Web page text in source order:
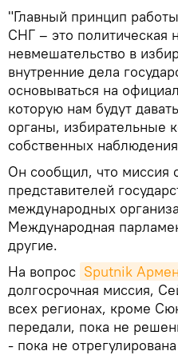
"Главный принцип
СНГ – это политическая
невмешательство в
внутренние дела
основываться на
которую нам будут
органы, избирательные
собственных
Он сообщил, что миссия
представителей
международных
Международная
другие.
На вопрос Sputnik
долгосрочная миссия,
всех регионах, кроме
передали, пока не
- пока не